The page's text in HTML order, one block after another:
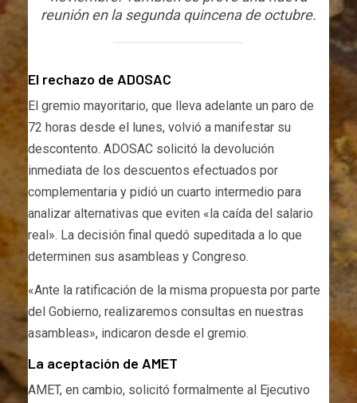
reunión en la segunda quincena de octubre.
El rechazo de ADOSAC
El gremio mayoritario, que lleva adelante un paro de
72 horas desde el lunes, volvió a manifestar su
descontento. ADOSAC solicitó la devolución
inmediata de los descuentos efectuados por
complementaria y pidió un cuarto intermedio para
analizar alternativas que eviten «la caída del salario
real». La decisión final quedó supeditada a lo que
determinen sus asambleas y Congreso.
«Ante la ratificación de la misma propuesta por parte
del Gobierno, realizaremos consultas en nuestras
asambleas», indicaron desde el gremio.
La aceptación de AMET
AMET, en cambio, solicitó formalmente al Ejecutivo